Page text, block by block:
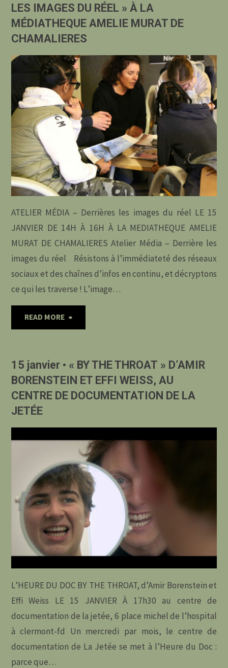
SÉANCE
PALMARES
« SHAD
BASH »
AU
CINEMA
ARCADIA
DE
RIOM"
LES IMAGES DU RÉEL » À LA
MÉDIATHEQUE AMELIE MURAT DE
CHAMALIERES
ATELIER MÉDIA – Derrières les images du réel LE 15
JANVIER DE 14H À 16H À LA MEDIATHEQUE AMELIE
MURAT DE CHAMALIERES Atelier Média – Derrière les
images du réel Résistons à l’immédiateté des réseaux
sociaux et des chaînes d’infos en continu, et décryptons
ce qui les traverse ! L’image…
READ MORE "15
•
ATELIER
DERRIERE
LES
IMAGES
DU
RÉEL »
À
LA
MÉDIATHEQUE
AMELIE
15 janvier • « BY THE THROAT » D’AMIR
BORENSTEIN ET EFFI WEISS, AU
CENTRE DE DOCUMENTATION DE LA
JETÉE
L’HEURE DU DOC BY THE THROAT, d’Amir Borenstein et
Effi Weiss LE 15 JANVIER À 17h30 au centre de
documentation de la jetée, 6 place michel de l’hospital
à clermont-fd Un mercredi par mois, le centre de
documentation de La Jetée se met à l’Heure du Doc :
parce que…